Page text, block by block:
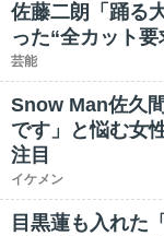
佐藤二朗「踊る
った“全カット
芸能
Snow Man佐久
です」と悩む女
注目
イケメン
目黒蓮も入れた